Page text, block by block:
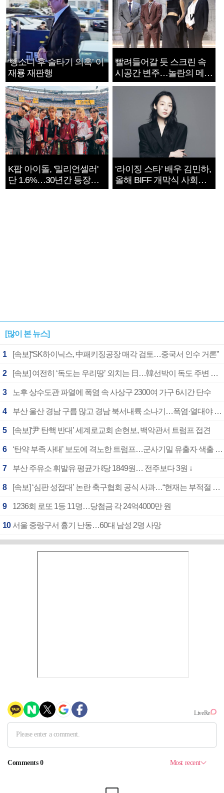
‘뺑소니 후 술타기 의혹’ 이
재룡 재판행
빨려들어갈 듯 스크린 속
시공간 변주…놀란의 메시
지는 ‘전쟁 속죄’
K팝 아이돌, '밀리언셀러'
단 1.6%…30년간 등장
1182개팀 전수조사
‘라이징 스타’ 배우 김민하,
올해 BIFF 개막식 사회자
확정
[많이 본 뉴스]
1 [속보]“SK하이닉스, 中패키징공장 매각 검토…중국서 인수 거론”
2 [속보] 여전히 ‘독도는 우리땅’ 외치는 日…韓선박이 독도 주변 해양조사 활동하자 반발
3 노후 상수도관 파열에 폭염 속 사상구 2300여 가구 6시간 단수
4 부산 울산 경남 구름 많고 경남 북서내륙 소나기…폭염·열대야 계속
5 [속보]‘尹 탄핵 반대’ 세계로교회 손현보, 백악관서 트럼프 접견
6 ‘탄약 부족 사태’ 보도에 격노한 트럼프…군사기밀 유출자 색출 지시
7 부산 주유소 휘발유 평균가 ℓ당 1849원… 전주보다 3원 ↓
8 [속보] ‘심판 성접대’ 논란 축구협회 공식 사과…“현재는 부적절 행위 없어”
9 1236회 로또 1등 11명…당첨금 각 24억4000만 원
10 서울 중랑구서 흉기 난동…60대 남성 2명 사망